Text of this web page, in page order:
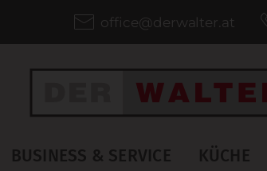
office@derwalter.at
BUSINESS & SERVICE KÜCHE